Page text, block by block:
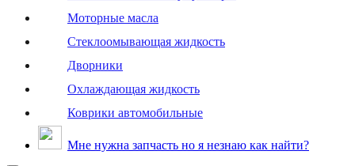
Моторные масла
Стеклоомывающая жидкость
Дворники
Охлаждающая жидкость
Коврики автомобильные
Мне нужна запчасть но я незнаю как найти?